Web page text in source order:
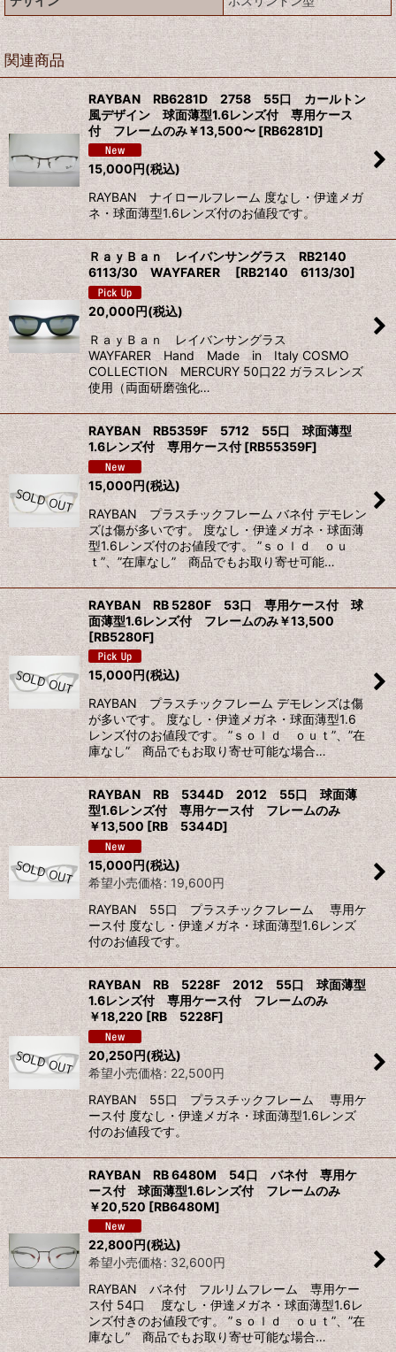
関連商品
RAYBAN RB6281D 2758 55口 カールトン
風デザイン 球面薄型1.6レンズ付 専用ケース
付 フレームのみ￥13,500〜 [RB6281D]
15,000円(税込)
RAYBAN ナイロールフレーム 度なし・伊達メガ
ネ・球面薄型1.6レンズ付のお値段です。
ＲａｙＢａｎ レイバンサングラス RB2140
6113/30 WAYFARER [RB2140 6113/30]
20,000円(税込)
ＲａｙＢａｎ レイバンサングラス
WAYFARER Hand Made in Italy COSMO
COLLECTION MERCURY 50口22 ガラスレンズ
使用（両面研磨強化…
RAYBAN RB5359F 5712 55口 球面薄型
1.6レンズ付 専用ケース付[RB55359F]
15,000円(税込)
RAYBAN プラスチックフレーム バネ付 デモレン
ズは傷が多いです。 度なし・伊達メガネ・球面薄
型1.6レンズ付のお値段です。 ”ｓｏｌｄ ｏｕ
ｔ”、”在庫なし” 商品でもお取り寄せ可能…
RAYBAN RB 5280F 53口 専用ケース付 球
面薄型1.6レンズ付 フレームのみ￥13,500
[RB5280F]
15,000円(税込)
RAYBAN プラスチックフレーム デモレンズは傷
が多いです。 度なし・伊達メガネ・球面薄型1.6
レンズ付のお値段です。 ”ｓｏｌｄ ｏｕｔ”、”在
庫なし” 商品でもお取り寄せ可能な場合…
RAYBAN RB 5344D 2012 55口 球面薄
型1.6レンズ付 専用ケース付 フレームのみ
￥13,500 [RB 5344D]
15,000円(税込)
希望小売価格: 19,600円
RAYBAN 55口 プラスチックフレーム 専用ケ
ース付 度なし・伊達メガネ・球面薄型1.6レンズ
付のお値段です。
RAYBAN RB 5228F 2012 55口 球面薄型
1.6レンズ付 専用ケース付 フレームのみ
￥18,220 [RB 5228F]
20,250円(税込)
希望小売価格: 22,500円
RAYBAN 55口 プラスチックフレーム 専用ケ
ース付 度なし・伊達メガネ・球面薄型1.6レンズ
付のお値段です。
RAYBAN RB 6480M 54口 バネ付 専用ケ
ース付 球面薄型1.6レンズ付 フレームのみ
￥20,520 [RB6480M]
22,800円(税込)
希望小売価格: 32,600円
RAYBAN バネ付 フルリムフレーム 専用ケー
ス付 54口 度なし・伊達メガネ・球面薄型1.6レ
ンズ付きのお値段です。 ”ｓｏｌｄ ｏｕｔ”、”在
庫なし” 商品でもお取り寄せ可能な場合…